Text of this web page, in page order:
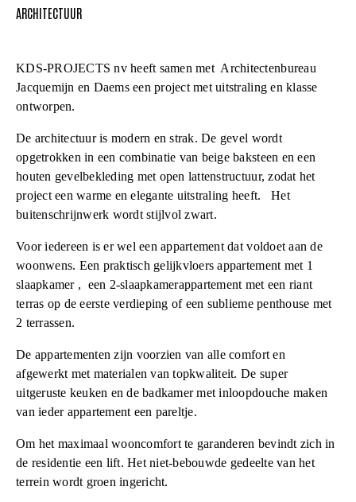
ARCHITECTUUR
KDS-PROJECTS nv heeft samen met Architectenbureau
Jacquemijn en Daems een project met uitstraling en klasse
ontworpen.
De architectuur is modern en strak. De gevel wordt
opgetrokken in een combinatie van beige baksteen en een
houten gevelbekleding met open lattenstructuur, zodat het
project een warme en elegante uitstraling heeft. Het
buitenschrijnwerk wordt stijlvol zwart.
Voor iedereen is er wel een appartement dat voldoet aan de
woonwens. Een praktisch gelijkvloers appartement met 1
slaapkamer , een 2-slaapkamerappartement met een riant
terras op de eerste verdieping of een sublieme penthouse met
2 terrassen.
De appartementen zijn voorzien van alle comfort en
afgewerkt met materialen van topkwaliteit. De super
uitgeruste keuken en de badkamer met inloopdouche maken
van ieder appartement een pareltje.
Om het maximaal wooncomfort te garanderen bevindt zich in
de residentie een lift. Het niet-bebouwde gedeelte van het
terrein wordt groen ingericht.